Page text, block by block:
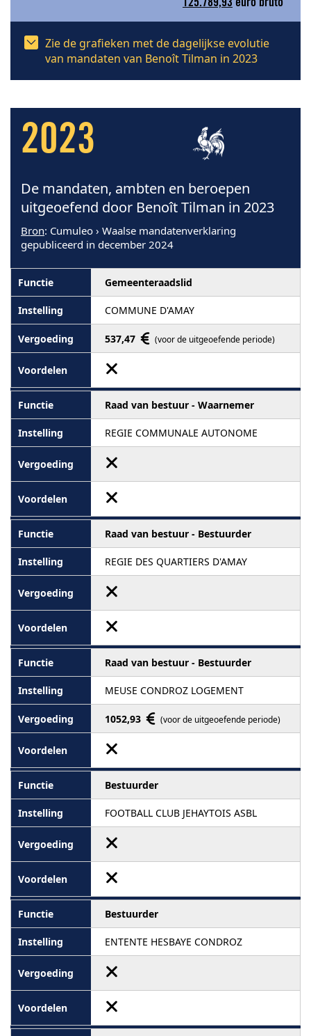
125.789,93 euro bruto
Zie de grafieken met de dagelijkse evolutie
van mandaten van Benoît Tilman in 2023
2023
De mandaten, ambten en beroepen
uitgeoefend door Benoît Tilman in 2023
Bron: Cumuleo › Waalse mandatenverklaring
gepubliceerd in december 2024
Gemeenteraadslid
COMMUNE D'AMAY
537,47 (voor de uitgeoefende periode)
Raad van bestuur - Waarnemer
REGIE COMMUNALE AUTONOME
Raad van bestuur - Bestuurder
REGIE DES QUARTIERS D'AMAY
Raad van bestuur - Bestuurder
MEUSE CONDROZ LOGEMENT
1052,93 (voor de uitgeoefende periode)
Bestuurder
FOOTBALL CLUB JEHAYTOIS ASBL
Bestuurder
ENTENTE HESBAYE CONDROZ